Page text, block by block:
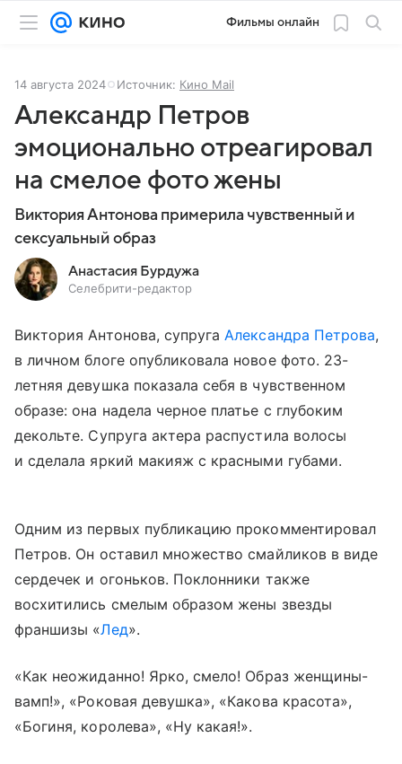
Фильмы онлайн
14 августа 2024 Источник: Кино Mail
Александр Петров
эмоционально отреагировал
на смелое фото жены
Виктория Антонова примерила чувственный и
сексуальный образ
Анастасия Бурдужа
Селебрити-редактор
Виктория Антонова, супругаАлександра Петрова,
в личном блоге опубликовала новое фото. 23-
летняя девушка показала себя в чувственном
образе: она надела черное платье с глубоким
декольте. Супруга актера распустила волосы
и сделала яркий макияж с красными губами.
Одним из первых публикацию прокомментировал
Петров. Он оставил множество смайликов в виде
сердечек и огоньков. Поклонники также
восхитились смелым образом жены звезды
франшизы «Лед».
«Как неожиданно! Ярко, смело! Образ женщины-
вамп!», «Роковая девушка», «Какова красота»,
«Богиня, королева», «Ну какая!».